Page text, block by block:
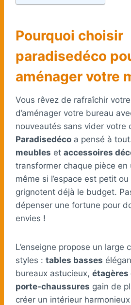
Pourquoi choisir
paradisedéco
aménager votre
Vous rêvez de rafraîchir
d’aménager votre bureau
nouveautés sans vider votre
Paradisedéco a pensé à
meubles et accessoires
transformer chaque pièce en
même si l’espace est petit
grignotent déjà le budget.
dépenser une fortune pour
envies !
L’enseigne propose un large
styles : tables basses
bureaux astucieux, étagères
porte-chaussures gain de
créer un intérieur